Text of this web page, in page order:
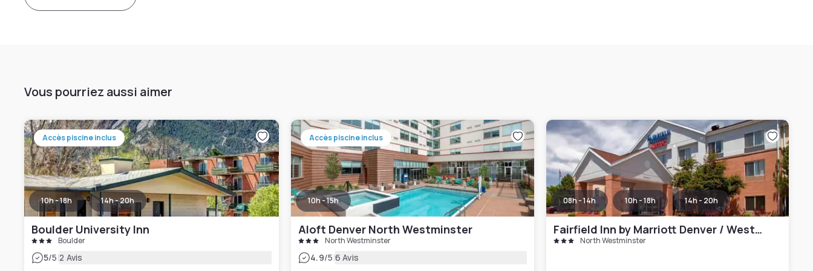
Vous pourriez aussi aimer
Accès piscine inclus
10h - 18h 14h - 20h
Boulder University Inn
Boulder
5/5|2 Avis
Accès piscine inclus
10h - 15h
Aloft Denver North Westminster
North Westminster
4.9/5|6 Avis
08h - 14h 10h - 18h 14h - 20h
Fairfield Inn by Marriott Denver / Westminster
North Westminster